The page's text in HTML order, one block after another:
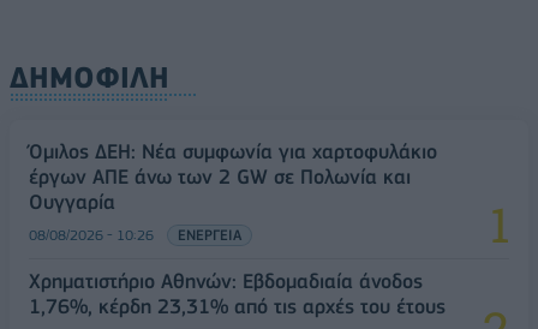
ΔΗΜΟΦΙΛΗ
Όμιλος ΔΕΗ: Νέα συμφωνία για χαρτοφυλάκιο
έργων ΑΠΕ άνω των 2 GW σε Πολωνία και
Ουγγαρία
08/08/2026 - 10:26 ΕΝΕΡΓΕΙΑ
Χρηματιστήριο Αθηνών: Εβδομαδιαία άνοδος
1,76%, κέρδη 23,31% από τις αρχές του έτους